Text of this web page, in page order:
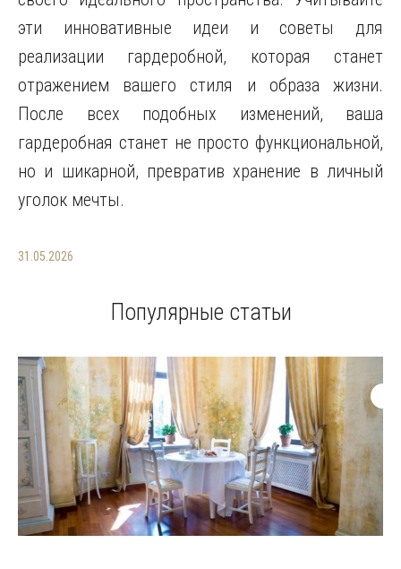
эти инновативные идеи и советы для
реализации гардеробной, которая станет
отражением вашего стиля и образа жизни.
После всех подобных изменений, ваша
гардеробная станет не просто функциональной,
но и шикарной, превратив хранение в личный
уголок мечты.
31.05.2026
Популярные статьи